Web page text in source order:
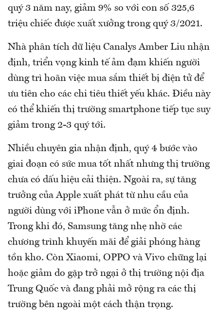
quý 3 năm nay, giảm 9% so với con số 325,6
triệu chiếc được xuất xưởng trong quý 3/2021.
Nhà phân tích dữ liệu Canalys Amber Liu nhận
định, triển vọng kinh tế ảm đạm khiến người
dùng trì hoãn việc mua sắm thiết bị điện tử để
ưu tiên cho các chi tiêu thiết yếu khác. Điều này
có thể khiến thị trường smartphone tiếp tục suy
giảm trong 2-3 quý tới.
Nhiều chuyên gia nhận định, quý 4 bước vào
giai đoạn có sức mua tốt nhất nhưng thị trường
chưa có dấu hiệu cải thiện. Ngoài ra, sự tăng
trưởng của Apple xuất phát từ nhu cầu của
người dùng với iPhone vẫn ở mức ổn định.
Trong khi đó, Samsung tăng nhẹ nhờ các
chương trình khuyến mãi để giải phóng hàng
tồn kho. Còn Xiaomi, OPPO và Vivo chững lại
hoặc giảm do gặp trở ngại ở thị trường nội địa
Trung Quốc và đang phải mở rộng ra các thị
trường bên ngoài một cách thận trọng.